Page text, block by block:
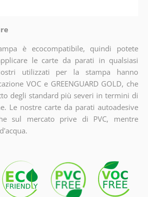
è ecocompatibile, quindi potete
le carte da parati in qualsiasi
utilizzati per la stampa hanno
VOC e GREENGUARD GOLD, che
degli standard più severi in termini di
Le nostre carte da parati autoadesive
sul mercato prive di PVC, mentre